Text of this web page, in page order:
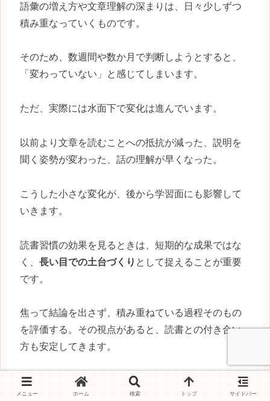
語彙の増え方や文章理解の深まりは、日々少しずつ
積み重なっていくものです。
そのため、数週間や数か月で判断しようとすると、
「変わっていない」と感じてしまいます。
ただ、実際には水面下で変化は進んでいます。
以前より文章を読むことへの抵抗が減った、説明を
聞く姿勢が変わった、話の理解が早くなった。
こうした小さな変化が、後から学習面にも影響して
いきます。
読書習慣の効果を見るときは、短期的な成果ではな
く、 長い目での土台づくり として捉えることが重要
です。
焦って結論を出さず、積み重ねている過程そのもの
を評価する。その視点があると、読書との付き合い
方も安定してきます。
まとめ：読書習慣は「仕組み」を整え
メニュー ホーム 検索 トップ サイドバー